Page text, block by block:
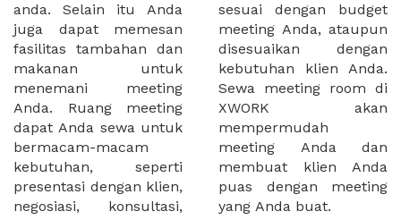
anda. Selain itu Anda
juga dapat memesan
fasilitas tambahan dan
makanan untuk
menemani meeting
Anda. Ruang meeting
dapat Anda sewa untuk
bermacam-macam
kebutuhan, seperti
presentasi dengan klien,
negosiasi, konsultasi,
sesuai dengan budget
meeting Anda, ataupun
disesuaikan dengan
kebutuhan klien Anda.
Sewa meeting room di
XWORK akan
mempermudah
meeting Anda dan
membuat klien Anda
puas dengan meeting
yang Anda buat.